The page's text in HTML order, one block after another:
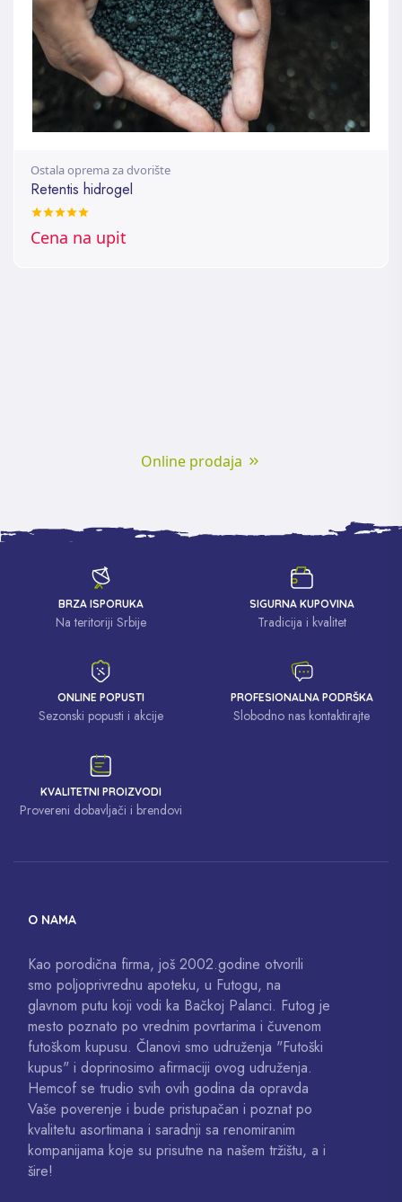
Ostala oprema za dvorište
Retentis hidrogel
Cena na upit
Online prodaja
BRZA ISPORUKA
Na teritoriji Srbije
SIGURNA KUPOVINA
Tradicija i kvalitet
ONLINE POPUSTI
Sezonski popusti i akcije
PROFESIONALNA PODRŠKA
Slobodno nas kontaktirajte
KVALITETNI PROIZVODI
Provereni dobavljači i brendovi
O NAMA
Kao porodična firma, još 2002.godine otvorili
smo poljoprivrednu apoteku, u Futogu, na
glavnom putu koji vodi ka Bačkoj Palanci. Futog je
mesto poznato po vrednim povrtarima i čuvenom
futoškom kupusu. Članovi smo udruženja "Futoški
kupus" i doprinosimo afirmaciji ovog udruženja.
Hemcof se trudio svih ovih godina da opravda
Vaše poverenje i bude pristupačan i poznat po
kvalitetu asortimana i saradnji sa renomiranim
kompanijama koje su prisutne na našem tržištu, a i
šire!